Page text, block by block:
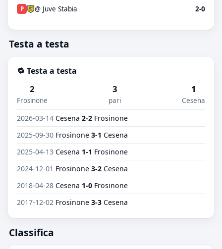
P @ Juve Stabia 2-0
Testa a testa
🔁 Testa a testa
2
Frosinone
3
pari
1
Cesena
2026-03-14 Cesena 2-2 Frosinone
2025-09-30 Frosinone 3-1 Cesena
2025-04-13 Cesena 1-1 Frosinone
2024-12-01 Frosinone 3-2 Cesena
2018-04-28 Cesena 1-0 Frosinone
2017-12-02 Frosinone 3-3 Cesena
Classifica